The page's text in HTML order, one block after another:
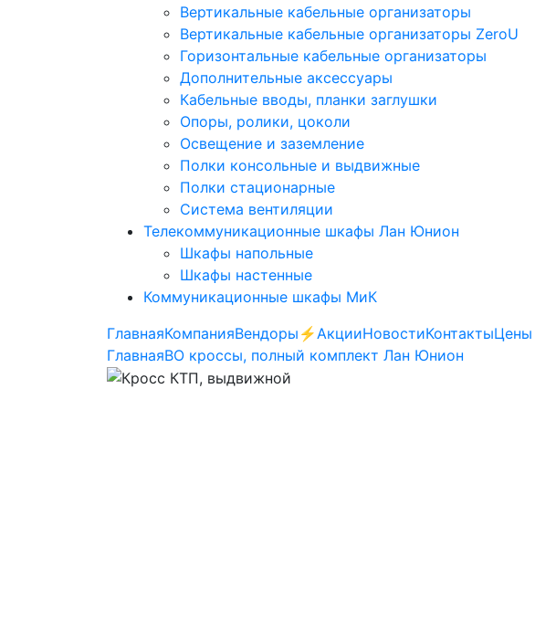
Вертикальные кабельные организаторы
Вертикальные кабельные организаторы ZeroU
Горизонтальные кабельные организаторы
Дополнительные аксессуары
Кабельные вводы, планки заглушки
Опоры, ролики, цоколи
Освещение и заземление
Полки консольные и выдвижные
Полки стационарные
Система вентиляции
Телекоммуникационные шкафы Лан Юнион
Шкафы напольные
Шкафы настенные
Коммуникационные шкафы МиК
ГлавнаяКомпанияВендоры ⚡️АкцииНовостиКонтактыЦены
ГлавнаяВО кроссы, полный комплект Лан Юнион